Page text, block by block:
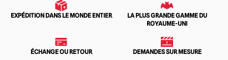
EXPÉDITION DANS LE MONDE ENTIER
LA PLUS GRANDE GAMME DU
ROYAUME-UNI
ÉCHANGE OU RETOUR DEMANDES SUR MESURE